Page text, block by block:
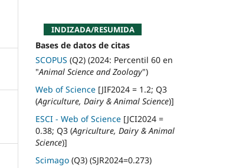
INDIZADA/RESUMIDA
Bases de datos de citas
SCOPUS (Q2) (2024: Percentil 60 en
"Animal Science and Zoology")
Web of Science [JIF2024 = 1.2; Q3
(Agriculture, Dairy & Animal Science)]
ESCI - Web of Science [JCI2024 =
0.38; Q3 (Agriculture, Dairy & Animal
Science)]
Scimago (Q3) (SJR2024=0.273)